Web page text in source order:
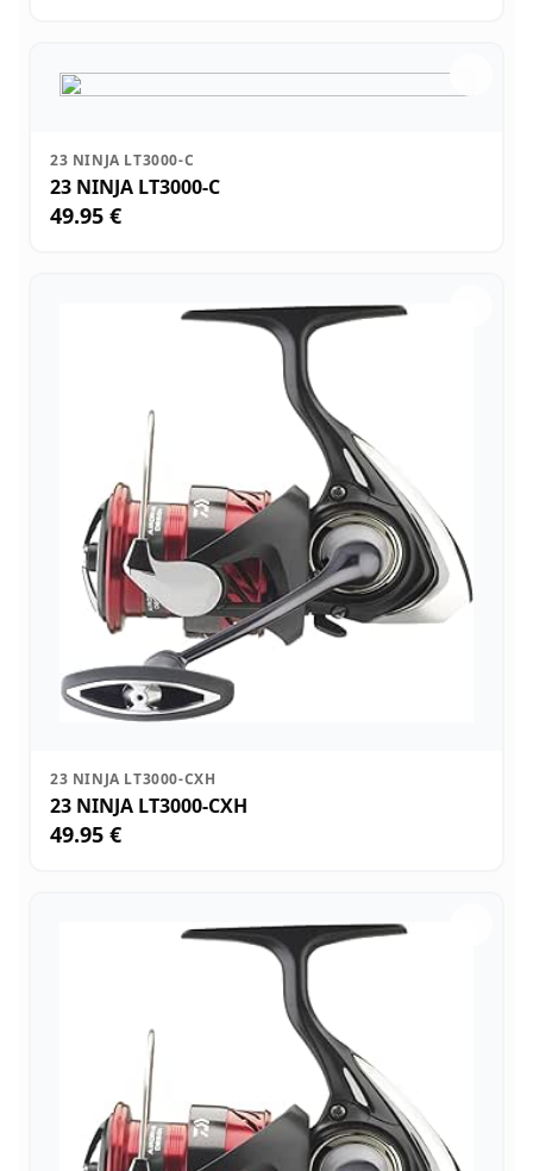
23 NINJA LT3000-C
23 NINJA LT3000-C
49.95 €
23 NINJA LT3000-CXH
23 NINJA LT3000-CXH
49.95 €